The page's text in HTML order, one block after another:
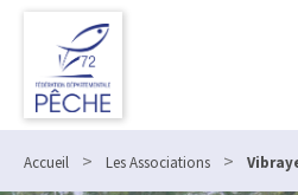
Accueil > Les Associations >